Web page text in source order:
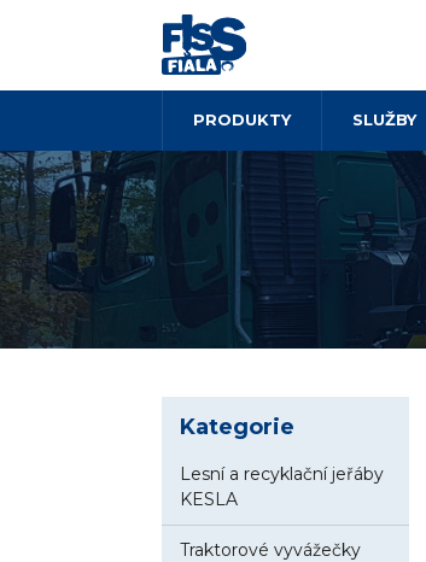
PRODUKTY SLUŽBY
Kategorie
Lesní a recyklační jeřáby
KESLA
Traktorové vyvážečky